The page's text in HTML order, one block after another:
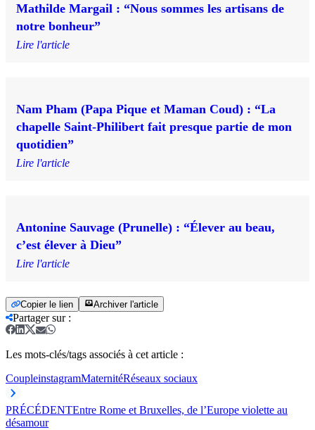
Mathilde Margail : “Nous sommes les artisans de
notre bonheur”
Lire l'article
Nam Pham (Papa Pique et Maman Coud) : “La
chapelle Saint-Philibert fait presque partie de mon
quotidien”
Lire l'article
Antonine Sauvage (Prunelle) : “Élever au beau,
c’est élever à Dieu”
Lire l'article
Copier le lien Archiver l'article
Partager sur:
Les mots-clés/tags associés à cet article :
CoupleinstagramMaternitéRéseaux sociaux
PRÉCÉDENTEntre Rome et Bruxelles, de l’Europe violette au
désamour